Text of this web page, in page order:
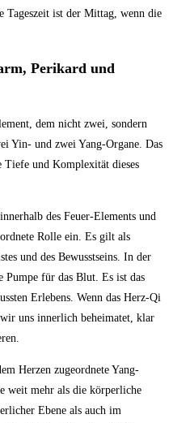
Tageszeit ist der Mittag, wenn die
Perikard und
dem nicht zwei, sondern
Yin- und zwei Yang-Organe. Das
Tiefe und Komplexität dieses
des Feuer-Elements und
Rolle ein. Es gilt als
und des Bewusstseins. In der
Pumpe für das Blut. Es ist das
Erlebens. Wenn das Herz-Qi
uns innerlich beheimatet, klar
Herzen zugeordnete Yang-
weit mehr als die körperliche
Ebene als auch im